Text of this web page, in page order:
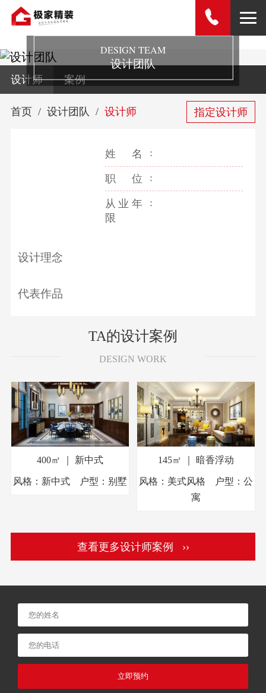
DESIGN TEAM
设计团队
设计师 案例
首页 设计团队 设计师 指定设计师
姓名
职位
从业年
限
设计理念
代表作品
TA的设计案例
DESIGN WORK
400㎡ ｜ 新中式
风格：新中式 户型：别墅
145㎡ ｜ 暗香浮动
风格：美式风格 户型：公
寓
查看更多设计师案例 ››
立即预约